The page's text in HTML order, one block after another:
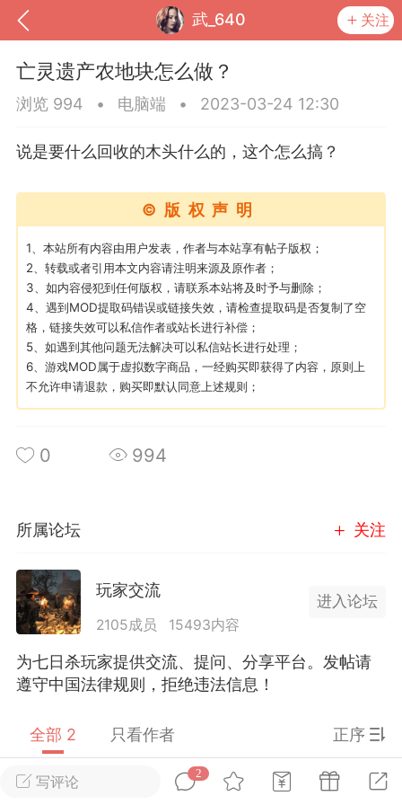
武_640 关注
我的钱包 道具 排行榜
MOD下载 攻略教程 联机招募
大人
单机辅助引流私下售卖服务器外挂！
作弊模组在联机服务器使用,为了维护游
环境，中文网特此发布以下声明，规范
模组的发布行为：1. *...
汉
大人
Lv.8
写评论
2
亡灵遗产农地块怎么做？
浏览 994 • 电脑端 • 2023-03-24 12:30
说是要什么回收的木头什么的，这个怎么搞？
©版权声明
1、本站所有内容由用户发表，作者与本站享有帖子版权；
2、转载或者引用本文内容请注明来源及原作者；
3、如内容侵犯到任何版权，请联系本站将及时予与删除；
4、遇到MOD提取码错误或链接失效，请检查提取码是否复制了空
格，链接失效可以私信作者或站长进行补偿；
5、如遇到其他问题无法解决可以私信站长进行处理；
6、游戏MOD属于虚拟数字商品，一经购买即获得了内容，原则上
不允许申请退款，购买即默认同意上述规则；
0 994
所属论坛 关注
玩家交流
2105成员 15493内容
进入论坛
为七日杀玩家提供交流、提问、分享平台。发帖请
遵守中国法律规则，拒绝违法信息！
全部 2 只看作者 正序